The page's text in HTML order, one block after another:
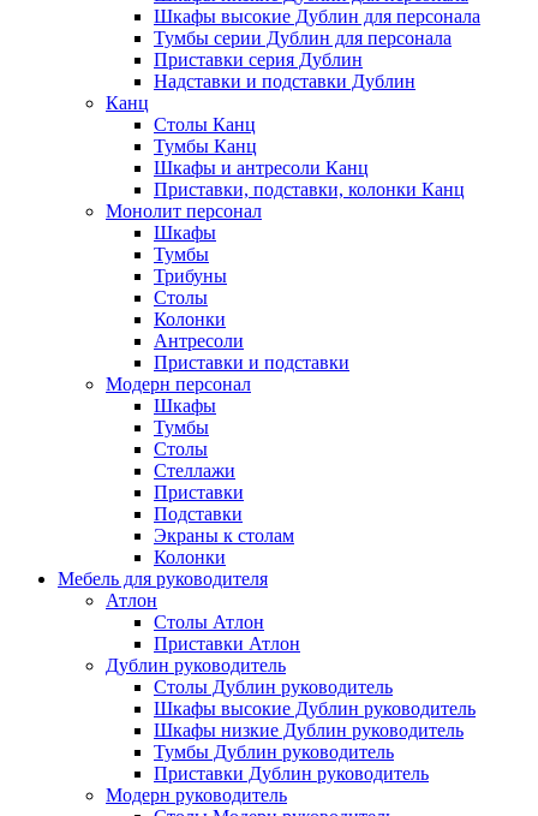
Шкафы высокие Дублин для персонала
Тумбы серии Дублин для персонала
Приставки серия Дублин
Надставки и подставки Дублин
Канц
Столы Канц
Тумбы Канц
Шкафы и антресоли Канц
Приставки, подставки, колонки Канц
Монолит персонал
Шкафы
Тумбы
Трибуны
Столы
Колонки
Антресоли
Приставки и подставки
Модерн персонал
Шкафы
Тумбы
Столы
Стеллажи
Приставки
Подставки
Экраны к столам
Колонки
Мебель для руководителя
Атлон
Столы Атлон
Приставки Атлон
Дублин руководитель
Столы Дублин руководитель
Шкафы высокие Дублин руководитель
Шкафы низкие Дублин руководитель
Тумбы Дублин руководитель
Приставки Дублин руководитель
Модерн руководитель